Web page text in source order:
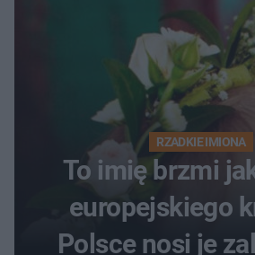
RZADKIE IMIONA
To imię brzmi
europejskiego
Polsce nosi je